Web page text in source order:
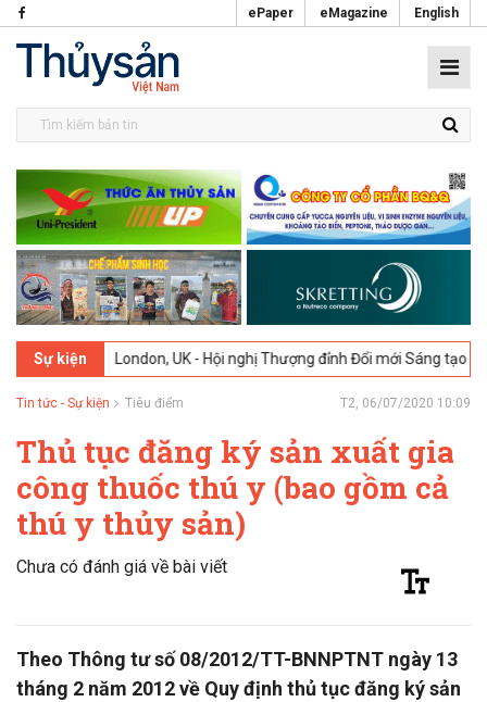
ePaper eMagazine English
Sự kiện
London, UK - Hội nghị Thượng đỉnh Đổi mới Sáng tạo trong Ngành
Tin tức - Sự kiện Tiêu điểm T2, 06/07/2020 10:09
Thủ tục đăng ký sản xuất gia
công thuốc thú y (bao gồm cả
thú y thủy sản)
Chưa có đánh giá về bài viết
Theo Thông tư số 08/2012/TT-BNNPTNT ngày 13
tháng 2 năm 2012 về Quy định thủ tục đăng ký sản